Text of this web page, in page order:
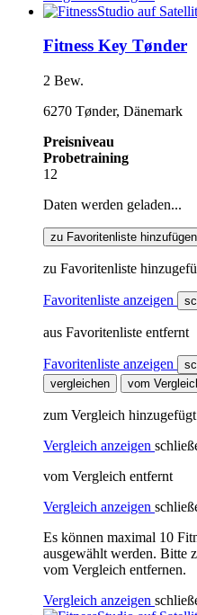
Fitness Key Tønder
2 Bew.
6270 Tønder, Dänemark
Preisniveau
Probetraining
12
Daten werden geladen...
zu Favoritenliste hinzufügen
zu Favoritenliste
Favoritenliste anzeigen
aus Favoritenliste entfernt
Favoritenliste anzeigen
vergleichen
vom
zum Vergleich hinzugefügt
Vergleich anzeigen
vom Vergleich entfernt
Vergleich anzeigen
Es können maximal 10
ausgewählt werden. Bitte
vom Vergleich entfernen.
Vergleich anzeigen